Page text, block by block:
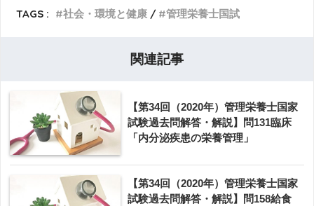
TAGS :
社会・環境と健康 管理栄養士国試
関連記事
【第34回（2020年）管理栄養士国家
試験過去問解答・解説】問131臨床
「内分泌疾患の栄養管理」
【第34回（2020年）管理栄養士国家
試験過去問解答・解説】問158給食